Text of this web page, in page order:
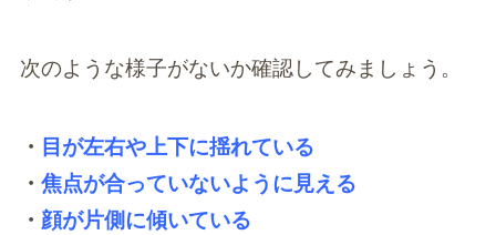
次のような様子がないか確認してみましょう。
・ 目が左右や上下に揺れている
・ 焦点が合っていないように見える
・ 顔が片側に傾いている